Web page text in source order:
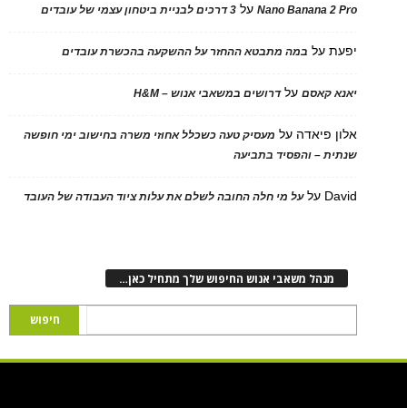
Nano Banana 2 Proעל 3 דרכים לבניית ביטחון עצמי של עובדים
יפעתעל במה מתבטא ההחזר על ההשקעה בהכשרת עובדים
יאנא קאסםעלדרושים במשאבי אנוש – H&M
אלון פיאדה על מעסיק טעה כשכלל אחוזי משרה בחישוב ימי חופשה
שנתית – והפסיד בתביעה
David עלעל מי חלה החובה לשלם את עלות ציוד העבודה של העובד
מנהל משאבי אנוש החיפוש שלך מתחיל כאן…